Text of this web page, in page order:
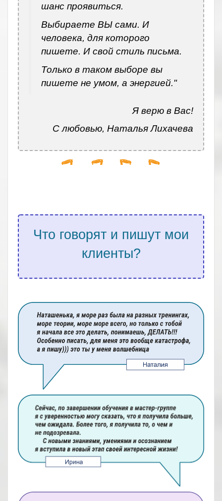
шанс проявиться.
Выбираете ВЫ сами. И
человека, для которого
пишете. И свой стиль письма.
Только в таком выборе вы
пишете не умом, а энергией."
Я верю в Вас!
С любовью, Наталья Лихачева
Что говорят и пишут мои
клиенты?